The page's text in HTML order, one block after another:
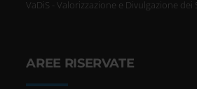
VaDiS - Valorizzazione e Divulgazione dei
AREE RISERVATE